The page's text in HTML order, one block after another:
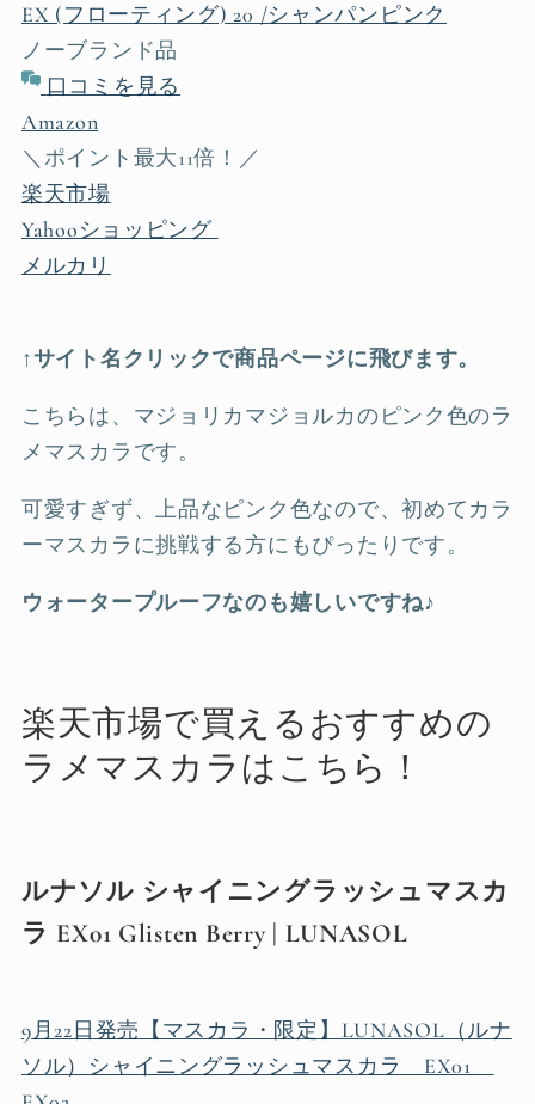
EX (フローティング) 20 /シャンパンピンク
ノーブランド品
口コミを見る
Amazon
＼ポイント最大11倍！／
楽天市場
Yahooショッピング
メルカリ
↑サイト名クリックで商品ページに飛びます。
こちらは、マジョリカマジョルカのピンク色のラ
メマスカラです。
可愛すぎず、上品なピンク色なので、初めてカラ
ーマスカラに挑戦する方にもぴったりです。
ウォータープルーフなのも嬉しいですね♪
楽天市場で買えるおすすめの
ラメマスカラはこちら！
ルナソル シャイニングラッシュマスカ
ラ EX01 Glisten Berry | LUNASOL
9月22日発売【マスカラ・限定】LUNASOL（ルナ
ソル）シャイニングラッシュマスカラ EX01